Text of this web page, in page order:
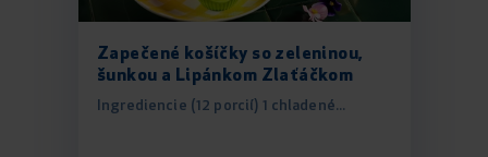
Zapečené košíčky so zeleninou,
šunkou a Lipánkom Zlaťáčkom
Ingrediencie (12 porcií) 1 chladené...